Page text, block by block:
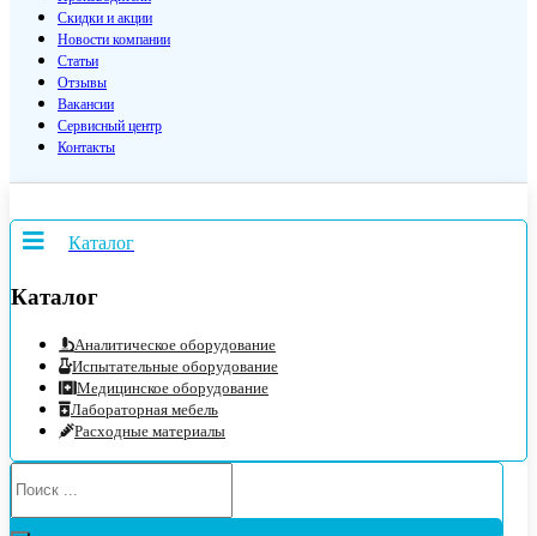
Скидки и акции
Новости компании
Статьи
Отзывы
Вакансии
Сервисный центр
Контакты
Каталог
Каталог
Аналитическое оборудование
Испытательные оборудование
Медицинское оборудование
Лабораторная мебель
Расходные материалы